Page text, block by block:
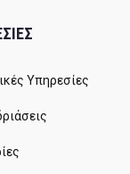
Υπηρεσίες